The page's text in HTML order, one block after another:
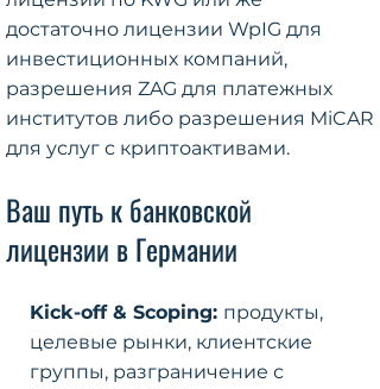
достаточно лицензии WpIG для
инвестиционных компаний,
разрешения ZAG для платежных
институтов либо разрешения MiCAR
для услуг с криптоактивами.
Ваш путь к банковской
лицензии в Германии
Kick-off & Scoping: продукты,
целевые рынки, клиентские
группы, разграничение с